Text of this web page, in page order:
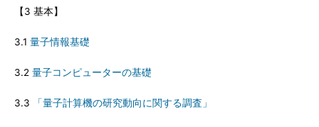
【3 基本】
3.1 量子情報基礎
3.2 量子コンピューターの基礎
3.3 「量子計算機の研究動向に関する調査」